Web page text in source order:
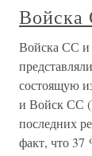
Войска
Войска СС и
состоящую
и Войск СС
последних
факт, что 37